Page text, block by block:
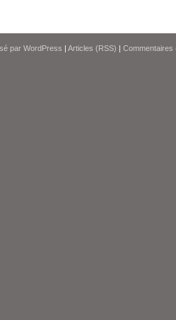
par WordPress | Articles (RSS) | Commentaires